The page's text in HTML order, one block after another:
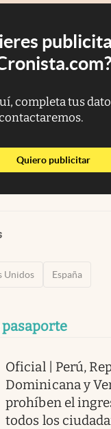
completa tus
Quiero publicitarabre
Unidos España
pasaporte
Oficial | Perú,
Dominicana y
prohíben el
todos los